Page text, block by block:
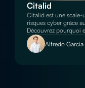
Citalid
Citalid est une scale-
risques cyber grâce
Découvrez pourquoi
Alfredo Garcia